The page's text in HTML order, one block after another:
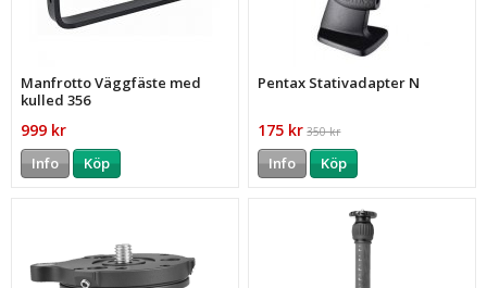
Manfrotto Väggfäste med
kulled 356
999 kr
Info Köp
Pentax Stativadapter N
175 kr 350 kr
Info Köp